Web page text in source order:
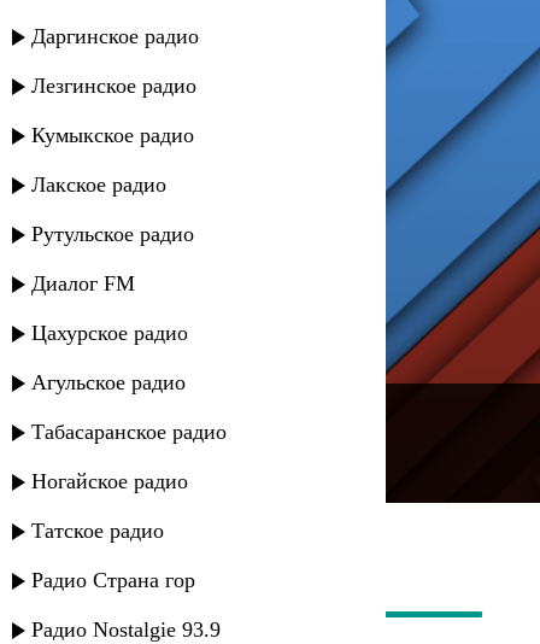
Даргинское радио
Лезгинское радио
Кумыкское радио
Лакское радио
Рутульское радио
Диалог FM
Цахурское радио
Агульское радио
Табасаранское радио
Ногайское радио
Татское радио
Радио Страна гор
Радио Nostalgie 93.9
---
Русское радио